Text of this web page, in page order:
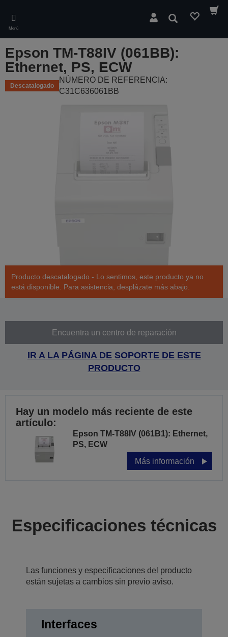
main
content
Menú
Buscar
Epson TM-T88IV (061BB):
Ethernet, PS, ECW
Descatalogado
NÚMERO DE REFERENCIA:
C31C636061BB
Producto descatalogado - Lo sentimos, este producto ya no
está disponible. Para asistencia, desplázate más abajo.
Encuentra un centro de reparación
IR A LA PÁGINA DE SOPORTE DE ESTE
PRODUCTO
Hay un modelo más reciente de este
artículo:
Epson TM-T88IV (061B1): Ethernet,
PS, ECW
Más información
Especificaciones técnicas
Las funciones y especificaciones del producto
están sujetas a cambios sin previo aviso.
Interfaces